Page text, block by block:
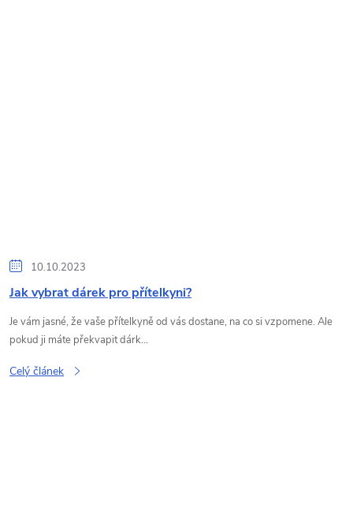
10.10.2023
Jak vybrat dárek pro přítelkyni?
Je vám jasné, že vaše přítelkyně od vás dostane, na co si vzpomene. Ale
pokud ji máte překvapit dárk...
Celý článek